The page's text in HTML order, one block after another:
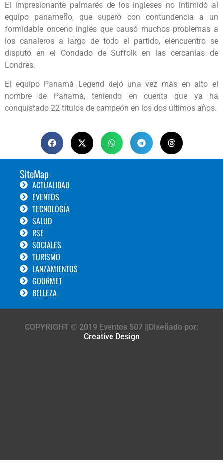
El impresionante palmarés de los ingleses no intimidó al
equipo panameño, que superó con contundencia a un
formidable onceno inglés que causó muchos problemas a
los canaleros a largo de todo el partido, elencuentro se
disputó en el Condado de Suffolk en las cercanías de
Londres.
El equipo Panamá Legend dejó una vez más en alto el
nombre de Panamá, teniendo en cuenta que ya ha
conquistado 22 títulos de campeón en los dos últimos años.
SiteMap
ACTUALIDAD
EVENTOS
TECNOLOGÍA
SALUD
RSE
SOCIALES
TURISMO
LANZAMIENTOS
GOURMET
BELLEZA
COPYRIGHT © 2019 Eventos 507 ||Diseñado por:
Creative Design